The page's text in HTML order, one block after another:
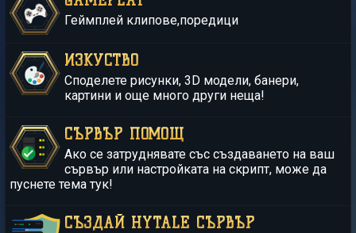
Геймплей клипове,поредици
ИЗКУСТВО
Споделете рисунки, 3D модели, банери,
картини и още много други неща!
СЪРВЪР ПОМОЩ
Ако се затруднявате със създаването на ваш
сървър или настройката на скрипт, може да
пуснете тема тук!
СЪЗДАЙ HYTALE СЪРВЪР